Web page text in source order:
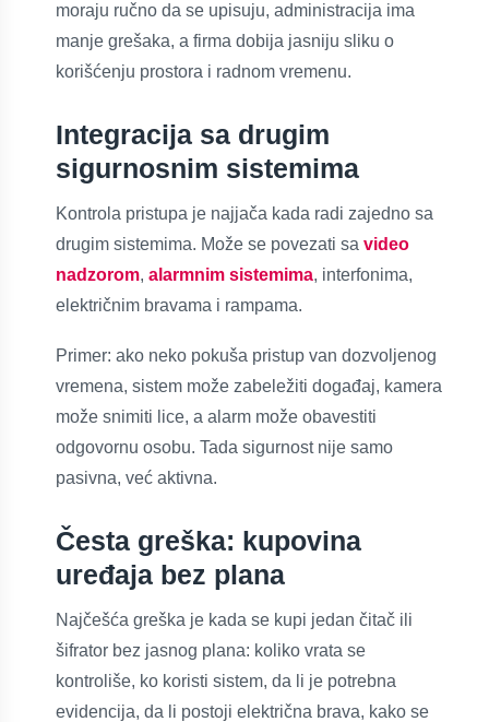
moraju ručno da se upisuju, administracija ima
manje grešaka, a firma dobija jasniju sliku o
korišćenju prostora i radnom vremenu.
Integracija sa drugim
sigurnosnim sistemima
Kontrola pristupa je najjača kada radi zajedno sa
drugim sistemima. Može se povezati sa video
nadzorom, alarmnim sistemima, interfonima,
električnim bravama i rampama.
Primer: ako neko pokuša pristup van dozvoljenog
vremena, sistem može zabeležiti događaj, kamera
može snimiti lice, a alarm može obavestiti
odgovornu osobu. Tada sigurnost nije samo
pasivna, već aktivna.
Česta greška: kupovina
uređaja bez plana
Najčešća greška je kada se kupi jedan čitač ili
šifrator bez jasnog plana: koliko vrata se
kontroliše, ko koristi sistem, da li je potrebna
evidencija, da li postoji električna brava, kako se